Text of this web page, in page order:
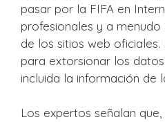
pasar por la FIFA en
profesionales y a
de los sitios web
para extorsionar los datos
incluida la información de
Los expertos señalan